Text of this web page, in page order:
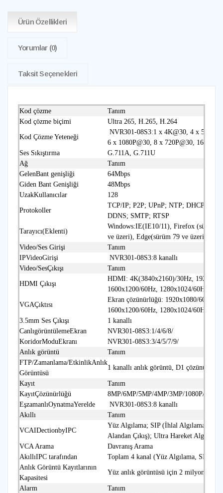
Ürün Özellikleri
Yorumlar (0)
Taksit Seçenekleri
Kod çözme
Tanım
Kod çözme biçimi
Ultra 265, H.265, H.264
Kod Çözme Yeteneği
NVR301‑08S3:1 x 4K@30, 4 x
6 x 1080P@30, 8 x 720P@30, 16 x
Ses Sıkıştırma
G.711A, G.711U
Ağ
Tanım
GelenBant genişliği
64Mbps
Giden Bant Genişliği
48Mbps
UzakKullanıcılar
128
Protokoller
TCP/IP; P2P; UPnP; NTP; DHCP;
DDNS; SMTP; RTSP
Tarayıcı(Eklenti)
Windows:IE(IE10/11), Firefox (sürüm
ve üzeri), Edge(sürüm 79 ve üzeri)
Video/Ses Girişi
Tanım
IPVideoGirişi
NVR301‑08S3:8 kanallı
Video/SesÇıkışı
Tanım
HDMI Çıkışı
HDMI: 4K(3840x2160)/30Hz,
1600x1200/60Hz, 1280x1024/60Hz,
VGAÇıktısı
Ekran çözünürlüğü: 1920x1080/60Hz,
1600x1200/60Hz, 1280x1024/60Hz,
3.5mm Ses Çıkışı
1 kanallı
CanlıgörüntülemeEkran
NVR301‑08S3:1/4/6/8/
KoridorModuEkranı
NVR301‑08S3:3/4/5/7/9/
Anlık görüntü
Tanım
FTP/Zamanlama/EtkinlikAnlık
Görüntüsü
1 kanallı anlık görüntü, D1 çözünürlüğe
Kayıt
Tanım
KayıtÇözünürlüğü
8MP/6MP/5MP/4MP/3MP/1080P/
EşzamanlıOynatmaYerelde
NVR301‑08S3:8 kanallı
Akıllı
Tanım
VCAIDectionbyIPC
Yüz Algılama; SIP (İhlal Algılama,
Alandan Çıkış); Ultra Hareket
VCA Arama
Davranış Arama
AkıllıIPC tarafından
Toplam 4 kanal (Yüz Algılama, SIP,
Anlık Görüntü Kayıtlarının
Kapasitesi
Yüz anlık görüntüsü için 2 milyon kayıt
Alarm Tanım